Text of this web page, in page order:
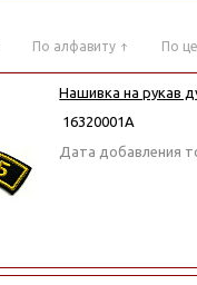
По алфавиту По
Нашивка на рукав
16320001А
Дата добавления